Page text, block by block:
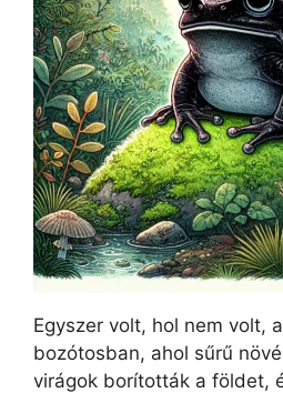
Egyszer volt, hol nem volt,
bozótosban, ahol sűrű
virágok borították a földet,